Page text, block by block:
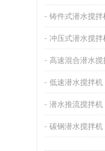
铸件式潜水搅拌
冲压式潜水搅拌
高速混合潜水搅
低速潜水搅拌机
潜水推流搅拌机
碳钢潜水搅拌机